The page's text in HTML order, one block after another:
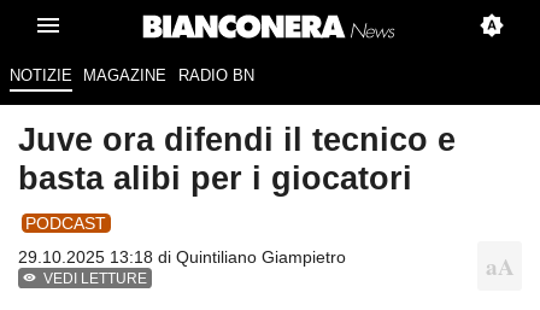
NOTIZIE MAGAZINE RADIO BN
Juve ora difendi il tecnico e
basta alibi per i giocatori
PODCAST
29.10.2025 13:18 di Quintiliano Giampietro
VEDI LETTURE